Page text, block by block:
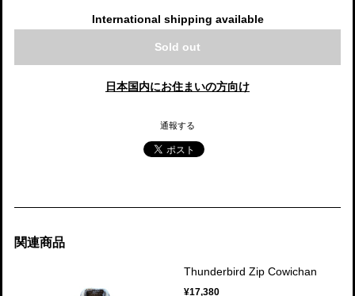
International shipping available
Sold out
日本国内にお住まいの方向け
通報する
関連商品
Thunderbird Zip Cowichan
¥17,380